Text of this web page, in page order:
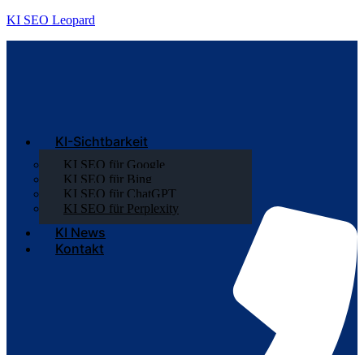
KI SEO Leopard
KI-Sichtbarkeit
KI SEO für Google
KI SEO für Bing
KI SEO für ChatGPT
KI SEO für Perplexity
KI News
Kontakt